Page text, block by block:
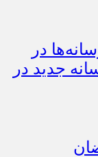
در
شمالی / فعالیت ۱۳ رسانه جدید در